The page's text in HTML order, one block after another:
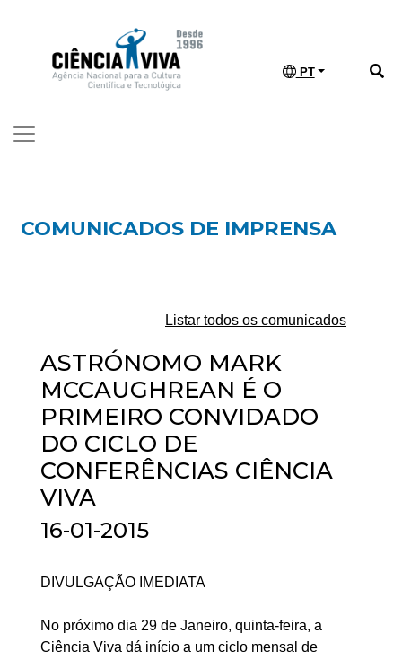
PT
COMUNICADOS DE IMPRENSA
Listar todos os comunicados
ASTRÓNOMO MARK
MCCAUGHREAN É O
PRIMEIRO CONVIDADO
DO CICLO DE
CONFERÊNCIAS CIÊNCIA
VIVA
16-01-2015
DIVULGAÇÃO IMEDIATA
No próximo dia 29 de Janeiro, quinta-feira, a
Ciência Viva dá início a um ciclo mensal de